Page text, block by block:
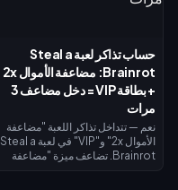
حساب تذاكر لعبة Steal a
Brainrot: مضاعفة الأموال 2x
+ بطاقة VIP = دخل مضاعف 3
مرات
نعم — تتداخل تذاكر اللعبة "مضاعفة
الأموال 2x" و"VIP" في لعبة Steal a
Brainrot. تضاعف ميزة "مضاعفة